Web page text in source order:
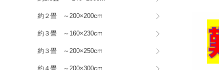
約２畳 ～200×200cm
約３畳 ～160×230cm
約３畳 ～200×250cm
約４畳 ～200×300cm